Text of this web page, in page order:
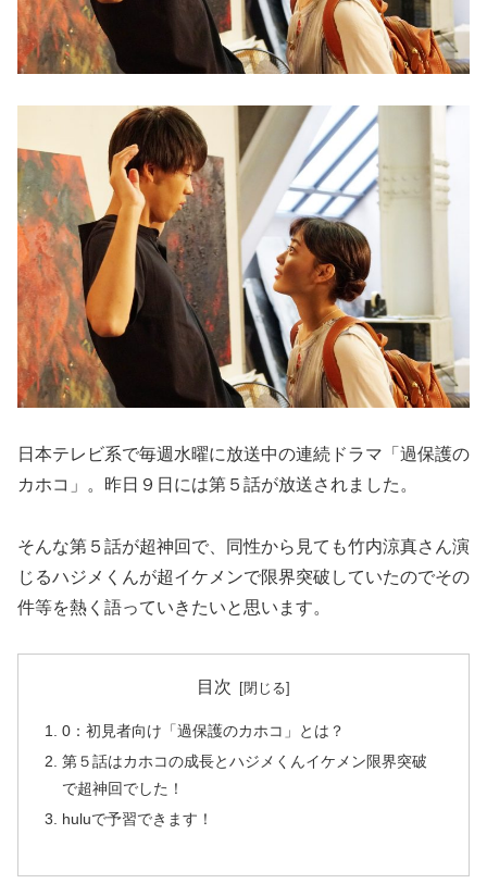
日本テレビ系で毎週水曜に放送中の連続ドラマ「過保護の
カホコ」。昨日９日には第５話が放送されました。
そんな第５話が超神回で、同性から見ても竹内涼真さん演
じるハジメくんが超イケメンで限界突破していたのでその
件等を熱く語っていきたいと思います。
目次
0：初見者向け「過保護のカホコ」とは？
第５話はカホコの成長とハジメくんイケメン限界突破
で超神回でした！
huluで予習できます！